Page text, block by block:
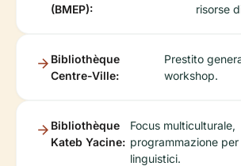
(BMEP):
risorse
Bibliothèque
Centre-Ville:
Prestito
workshop.
Bibliothèque
Kateb Yacine:
Focus multiculturale,
programmazione
linguistici.